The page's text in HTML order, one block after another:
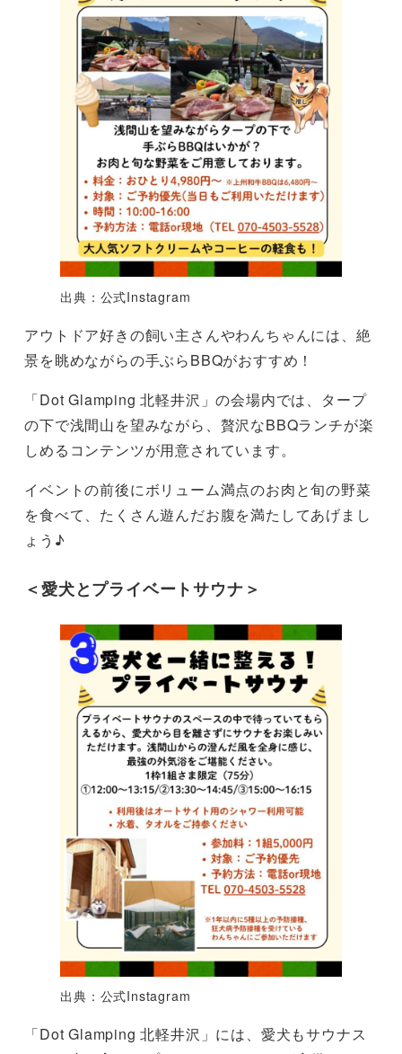
出典：公式Instagram
アウトドア好きの飼い主さんやわんちゃんには、絶
景を眺めながらの手ぶらBBQがおすすめ！
「Dot Glamping 北軽井沢」の会場内では、タープ
の下で浅間山を望みながら、贅沢なBBQランチが楽
しめるコンテンツが用意されています。
イベントの前後にボリューム満点のお肉と旬の野菜
を食べて、たくさん遊んだお腹を満たしてあげまし
ょう♪
＜愛犬とプライベートサウナ＞
出典：公式Instagram
「Dot Glamping 北軽井沢」には、愛犬もサウナス